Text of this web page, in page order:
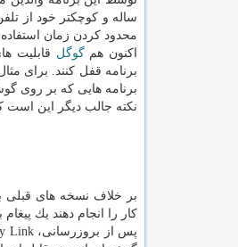
ساله و كوچكتر خود از
محدود كردن زمان استفاده
اكنون همگوگل قابلیت
برنامه قفل كنند. برای
برنامه هایی كه بر روی
نكته جالب دیگر این است
كار را انجام دهند یك